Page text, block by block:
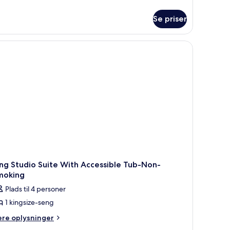
Se priser
Studio Suite With Accessible Tub-Non-
Plads til 4 personer
1 kingsize-seng
oplysninger